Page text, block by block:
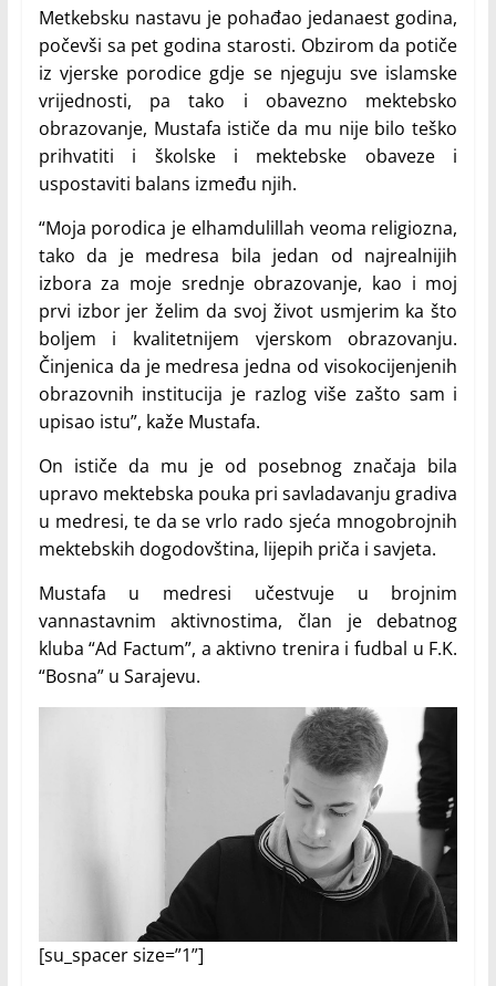
Metkebsku nastavu je pohađao jedanaest godina,
počevši sa pet godina starosti. Obzirom da potiče
iz vjerske porodice gdje se njeguju sve islamske
vrijednosti, pa tako i obavezno mektebsko
obrazovanje, Mustafa ističe da mu nije bilo teško
prihvatiti i školske i mektebske obaveze i
uspostaviti balans između njih.
“Moja porodica je elhamdulillah veoma religiozna,
tako da je medresa bila jedan od najrealnijih
izbora za moje srednje obrazovanje, kao i moj
prvi izbor jer želim da svoj život usmjerim ka što
boljem i kvalitetnijem vjerskom obrazovanju.
Činjenica da je medresa jedna od visokocijenjenih
obrazovnih institucija je razlog više zašto sam i
upisao istu”, kaže Mustafa.
On ističe da mu je od posebnog značaja bila
upravo mektebska pouka pri savladavanju gradiva
u medresi, te da se vrlo rado sjeća mnogobrojnih
mektebskih dogodovština, lijepih priča i savjeta.
Mustafa u medresi učestvuje u brojnim
vannastavnim aktivnostima, član je debatnog
kluba “Ad Factum”, a aktivno trenira i fudbal u F.K.
“Bosna” u Sarajevu.
[su_spacer size=”1”]